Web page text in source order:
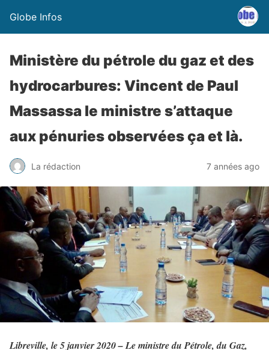
Globe Infos
Ministère du pétrole du gaz et des
hydrocarbures: Vincent de Paul
Massassa le ministre s’attaque
aux pénuries observées ça et là.
La rédaction 7 années ago
Libreville, le 5 janvier 2020 – Le ministre du Pétrole, du Gaz,